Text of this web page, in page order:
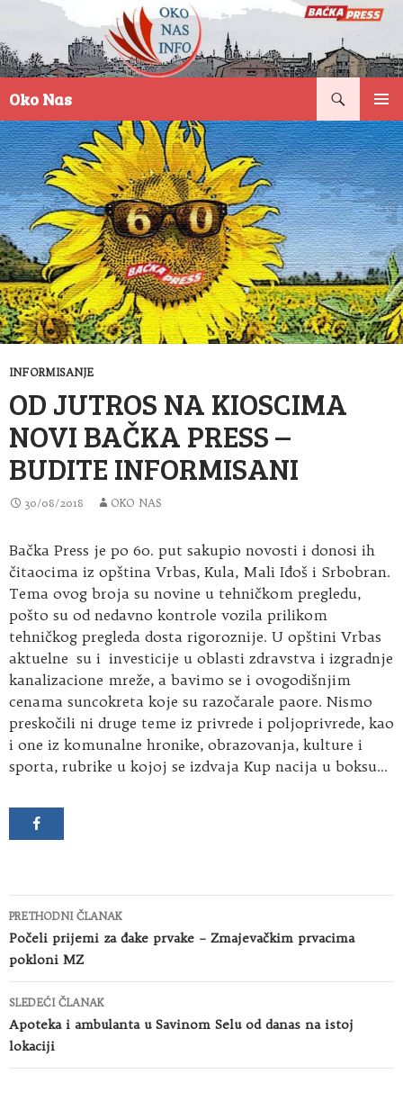
Oko Nas
NA
SADRŽAJ
INFORMISANJE
OD JUTROS NA KIOSCIMA
NOVI BAČKA PRESS –
BUDITE INFORMISANI
30/08/2018 OKO NAS
Bačka Press je po 60. put sakupio novosti i donosi ih
čitaocima iz opština Vrbas, Kula, Mali Iđoš i Srbobran.
Tema ovog broja su novine u tehničkom pregledu,
pošto su od nedavno kontrole vozila prilikom
tehničkog pregleda dosta rigoroznije. U opštini Vrbas
aktuelne su i investicije u oblasti zdravstva i izgradnje
kanalizacione mreže, a bavimo se i ovogodišnjim
cenama suncokreta koje su razočarale paore. Nismo
preskočili ni druge teme iz privrede i poljoprivrede, kao
i one iz komunalne hronike, obrazovanja, kulture i
sporta, rubrike u kojoj se izdvaja Kup nacija u boksu…
Kretanje
članaka
PRETHODNI ČLANAK
Počeli prijemi za đake prvake – Zmajevačkim prvacima
pokloni MZ
SLEDEĆI ČLANAK
Apoteka i ambulanta u Savinom Selu od danas na istoj
lokaciji